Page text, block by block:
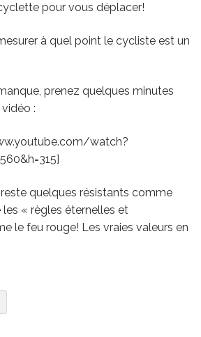
pour vous déplacer!
à quel point le cycliste est un
prenez quelques minutes
:
watch?
reste quelques résistants comme
« règles éternelles et
le feu rouge! Les vraies valeurs en